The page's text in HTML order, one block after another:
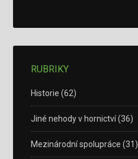
RUBRIKY
Historie (62)
Jiné nehody v hornictví(36)
Mezinárodní spolupráce (31)